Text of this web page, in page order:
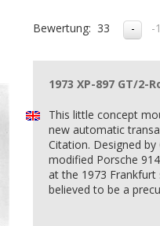
Bewertung: 33 -
1973 XP-897 GT/2-
This little concept
new automatic
Citation. Designed
modified Porsche
at the 1973 Frankfurt
believed to be a